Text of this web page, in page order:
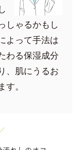
しゃるかもし
よって手法は
わる保湿成分
、肌にうるお
。